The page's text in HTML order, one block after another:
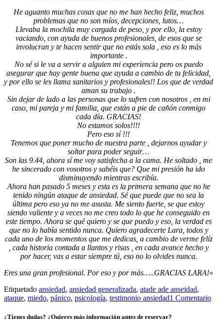
He aguanto muchas cosas que no me han hecho feliz, muchos
problemas que no son míos, decepciones, lutos…
Llevaba la mochila muy cargada de peso, y por ello, la estoy
vaciando, con ayuda de buenos profesionales, de esos que se
involucran y te hacen sentir que no estás sola , eso es lo más
importante .
No sé si le va a servir a alguien mi experiencia pero os puedo
asegurar que hay gente buena que ayuda a cambio de tu felicidad,
y por ello se les llama sanitarios y profesionales!! Los que de verdad
aman su trabajo .
Sin dejar de lado a las personas que lo sufren con nosotros , en mi
caso, mi pareja y mi familia, que están a pie de cañón conmigo
cada día. GRACIAS!
No estamos solos!!!!
Pero eso sí !!!
Tenemos que poner mucho de nuestra parte , dejarnos ayudar y
soltar para poder seguir…
Son las 9.44, ahora sí me voy satisfecha a la cama. He soltado , me
he sincerado con vosotros y sabéis que? Que mi presión ha ido
disminuyendo mientras escribía.
Ahora han pasado 5 meses y esta es la primera semana que no he
tenido ningún ataque de ansiedad. Sé que puede que no sea la
última pero eso ya no me asusta. Me siento fuerte, se que estoy
siendo valiente y a veces no me creo todo lo que he conseguido en
este tiempo. Ahora se qué quiero y se que puedo y eso, la verdad es
que no lo había sentido nunca. Quiero agradecerte Lara, todos y
cada uno de los momentos que me dedicas, a cambio de verme felíz
, cada historia contada a llantos y risas , en cada avance hecho y
por hacer, vas a estar siempre tú, eso no lo olvides nunca.
Eres una gran profesional. Por eso y por más…..GRACIAS LARA!«
Etiquetado ansiedad, ansiedad generalizada, atade ade anseidad,
ataque, miedo, pánico, psicología, testimonio ansiedad1 Comentario
¿Tienes dudas? ¿Quieres más información antes de reservar?